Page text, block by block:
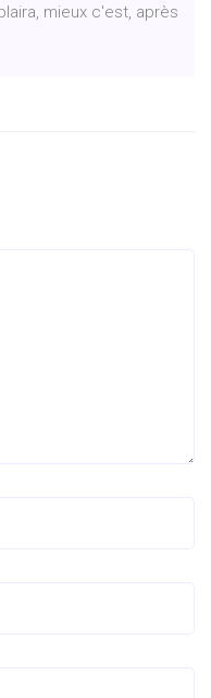
mieux c'est, après